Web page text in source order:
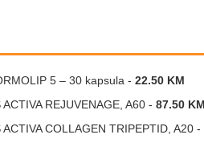
5 – 30 kapsula -22.50 KM
ACTIVA REJUVENAGE, A60 -87.50 KM
ACTIVA COLLAGEN TRIPEPTID, A20 -